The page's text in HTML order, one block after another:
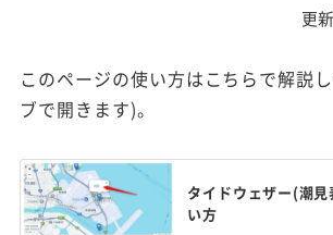
更
このページの使い方はこちらで解説
ブで開きます)。
タイドウェザー(潮
い方